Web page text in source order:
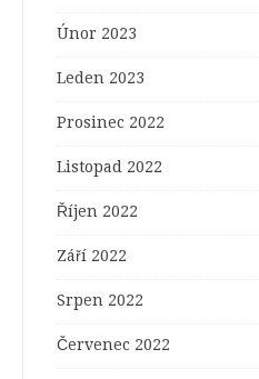
Únor 2023
Leden 2023
Prosinec 2022
Listopad 2022
Říjen 2022
Září 2022
Srpen 2022
Červenec 2022